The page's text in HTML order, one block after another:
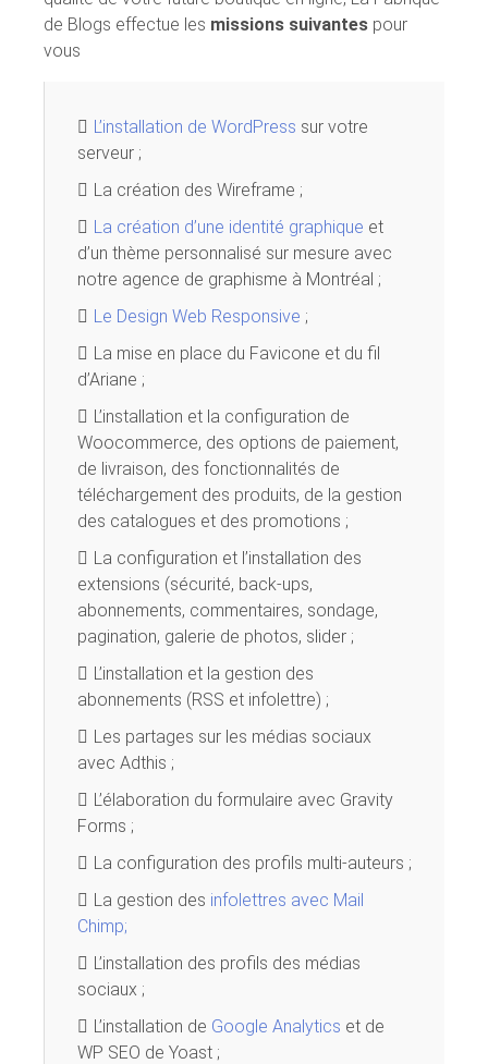
de Blogs effectue les missions suivantes pour
vous
L’installation de WordPress sur votre
serveur ;
La création des Wireframe ;
La création d’une identité graphique et
d’un thème personnalisé sur mesure avec
notre agence de graphisme à Montréal ;
Le Design Web Responsive ;
La mise en place du Favicone et du fil
d’Ariane ;
L’installation et la configuration de
Woocommerce, des options de paiement,
de livraison, des fonctionnalités de
téléchargement des produits, de la gestion
des catalogues et des promotions ;
La configuration et l’installation des
extensions (sécurité, back-ups,
abonnements, commentaires, sondage,
pagination, galerie de photos, slider ;
L’installation et la gestion des
abonnements (RSS et infolettre) ;
Les partages sur les médias sociaux
avec Adthis ;
L’élaboration du formulaire avec Gravity
Forms ;
La configuration des profils multi-auteurs ;
La gestion des infolettres avec Mail
Chimp;
L’installation des profils des médias
sociaux ;
L’installation de Google Analytics et de
WP SEO de Yoast ;